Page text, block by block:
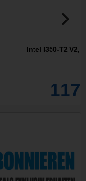
Intel I350-T2 V2,